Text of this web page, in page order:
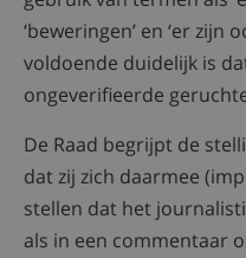
‘beweringen’ en ‘er zijn
voldoende duidelijk is
ongeverifieerde
De Raad begrijpt de
dat zij zich daarmee
stellen dat het
als in een commentaar